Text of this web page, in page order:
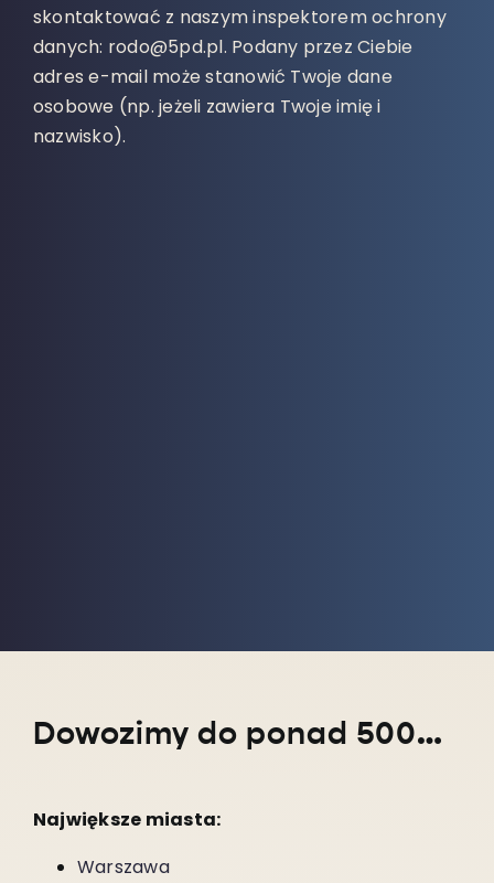
skontaktować z naszym inspektorem ochrony
danych: rodo@5pd.pl. Podany przez Ciebie
adres e-mail może stanowić Twoje dane
osobowe (np. jeżeli zawiera Twoje imię i
nazwisko).
Dowozimy do ponad 5000 miejscowości w całym kraju!
Największe miasta:
Warszawa